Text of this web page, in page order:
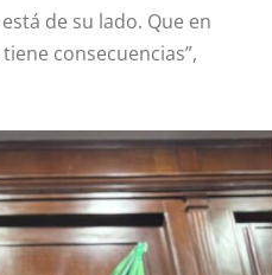
de su lado. Que en
consecuencias”,